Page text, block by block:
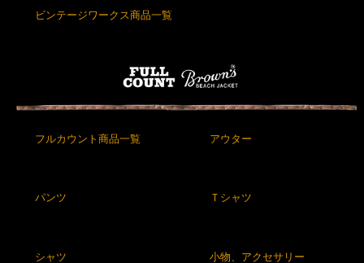
ビンテージワークス商品一覧
フルカウント商品一覧 アウター
パンツ Ｔシャツ
シャツ 小物、アクセサリー